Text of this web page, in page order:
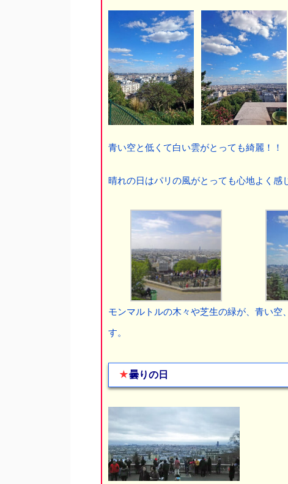
青い空と低くて白い雲がとっても綺麗！！
晴れの日はパリの風がとっても心地よく感
モンマルトルの木々や芝生の緑が、青い
す。
★曇りの日